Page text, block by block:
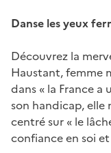
Danse les yeux
Découvrez la
Haustant, femme
dans « la France
son handicap, elle
centré sur « le
confiance en soi